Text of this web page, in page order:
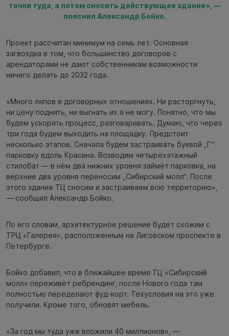
точки туда, а потом сносить действующее здание», —
пояснил Александр Бойко.
Проект рассчитан минимум на семь лет. Основная
загвоздка в том, что большинство договоров с
арендаторами не дают собственникам возможности
ничего делать до 2032 года.
«Много ляпов в договорных отношениях. Ни расторгнуть,
ни цену поднять, ни выгнать их я не могу. Понятно, что мы
будем ускорять процесс, разговаривать. Думаю, что через
три года будем выходить на площадку. Предстоит
несколько этапов. Сначала будем застраивать буквой „Г“
парковку вдоль Красина. Возводим четырёхэтажный
стилобат — в нём два нижних уровня займёт парковка, на
верхние два уровня переносим „Сибирский молл“. После
этого здание ТЦ сносим и застраиваем всю территорию»,
— сообщил Александр Бойко.
По его словам, архитектурное решение будет схожим с
ТРЦ «Галерея», расположенным на Лиговском проспекте в
Петербурге.
Бойко добавил, что в ближайшее время ТЦ «Сибирский
молл» переживёт ребрендинг, после Нового года там
полностью переделают фуд-корт. Техусловия на это уже
получили. Кроме того, обновят мебель.
«За год мы туда уже вложили 40 миллионов», —